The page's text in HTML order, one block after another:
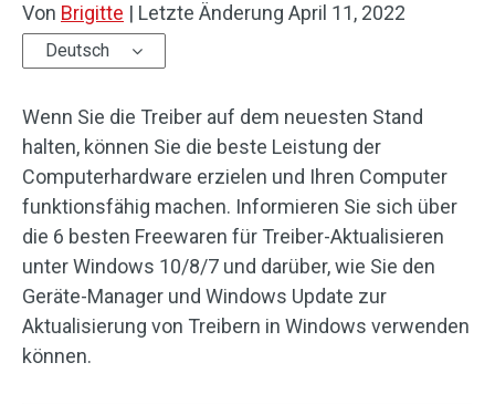
Von Brigitte | Letzte Änderung April 11, 2022
Deutsch
Wenn Sie die Treiber auf dem neuesten Stand
halten, können Sie die beste Leistung der
Computerhardware erzielen und Ihren Computer
funktionsfähig machen. Informieren Sie sich über
die 6 besten Freewaren für Treiber-Aktualisieren
unter Windows 10/8/7 und darüber, wie Sie den
Geräte-Manager und Windows Update zur
Aktualisierung von Treibern in Windows verwenden
können.